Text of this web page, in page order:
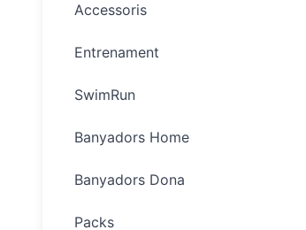
Accessoris
Entrenament
SwimRun
Banyadors Home
Banyadors Dona
Packs